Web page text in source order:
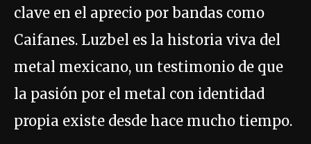
clave en el aprecio por bandas como
Caifanes. Luzbel es la historia viva del
metal mexicano, un testimonio de que
la pasión por el metal con identidad
propia existe desde hace mucho tiempo.